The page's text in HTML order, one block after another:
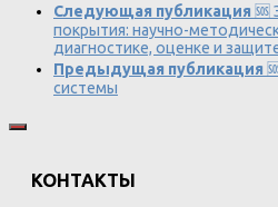
Следующая публикация 🆘
покрытия: научно-
диагностике, оценке и
Предыдущая публикация
системы
КОНТАКТЫ